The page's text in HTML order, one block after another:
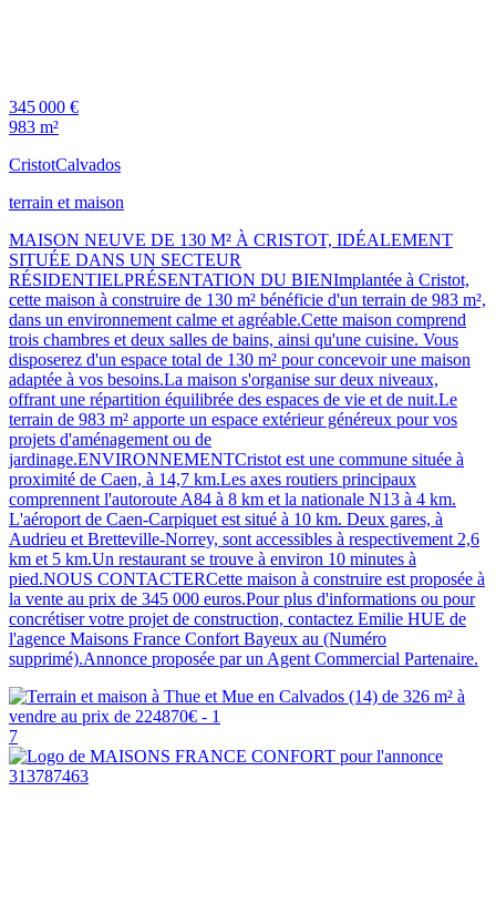
345 000 €
983 m²
CristotCalvados
terrain et maison
MAISON NEUVE DE 130 M² À CRISTOT, IDÉALEMENT
SITUÉE DANS UN SECTEUR
RÉSIDENTIELPRÉSENTATION DU BIENImplantée à Cristot,
cette maison à construire de 130 m² bénéficie d'un terrain de 983 m²,
dans un environnement calme et agréable.Cette maison comprend
trois chambres et deux salles de bains, ainsi qu'une cuisine. Vous
disposerez d'un espace total de 130 m² pour concevoir une maison
adaptée à vos besoins.La maison s'organise sur deux niveaux,
offrant une répartition équilibrée des espaces de vie et de nuit.Le
terrain de 983 m² apporte un espace extérieur généreux pour vos
projets d'aménagement ou de
jardinage.ENVIRONNEMENTCristot est une commune située à
proximité de Caen, à 14,7 km.Les axes routiers principaux
comprennent l'autoroute A84 à 8 km et la nationale N13 à 4 km.
L'aéroport de Caen-Carpiquet est situé à 10 km. Deux gares, à
Audrieu et Bretteville-Norrey, sont accessibles à respectivement 2,6
km et 5 km.Un restaurant se trouve à environ 10 minutes à
pied.NOUS CONTACTERCette maison à construire est proposée à
la vente au prix de 345 000 euros.Pour plus d'informations ou pour
concrétiser votre projet de construction, contactez Emilie HUE de
l'agence Maisons France Confort Bayeux au (Numéro
supprimé).Annonce proposée par un Agent Commercial Partenaire.
7